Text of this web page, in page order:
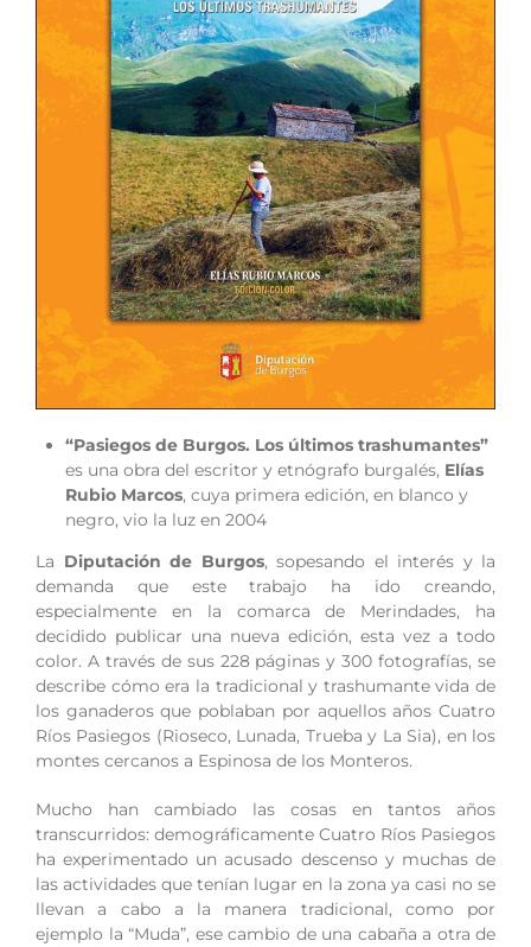
“Pasiegos de Burgos. Los últimos trashumantes”
es una obra del escritor y etnógrafo burgalés, Elías
Rubio Marcos, cuya primera edición, en blanco y
negro, vio la luz en 2004
La Diputación de Burgos, sopesando el interés y la
demanda que este trabajo ha ido creando,
especialmente en la comarca de Merindades, ha
decidido publicar una nueva edición, esta vez a todo
color. A través de sus 228 páginas y 300 fotografías, se
describe cómo era la tradicional y trashumante vida de
los ganaderos que poblaban por aquellos años Cuatro
Ríos Pasiegos (Rioseco, Lunada, Trueba y La Sia), en los
montes cercanos a Espinosa de los Monteros.
Mucho han cambiado las cosas en tantos años
transcurridos: demográficamente Cuatro Ríos Pasiegos
ha experimentado un acusado descenso y muchas de
las actividades que tenían lugar en la zona ya casi no se
llevan a cabo a la manera tradicional, como por
ejemplo la “Muda”, ese cambio de una cabaña a otra de